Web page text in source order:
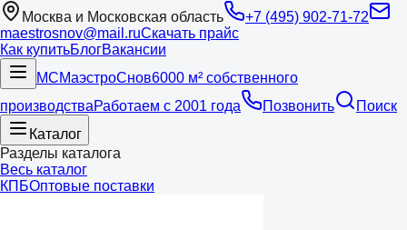
Москва и Московская область
+7 (495) 902-71-72
maestrosnov@mail.ruСкачать прайс
Как купитьБлогВакансии
МСМаэстроСнов6000 м² собственного
производстваРаботаем с 2001 года Позвонить
Поиск
Каталог
Разделы каталога
Весь каталог
КПБОптовые поставки